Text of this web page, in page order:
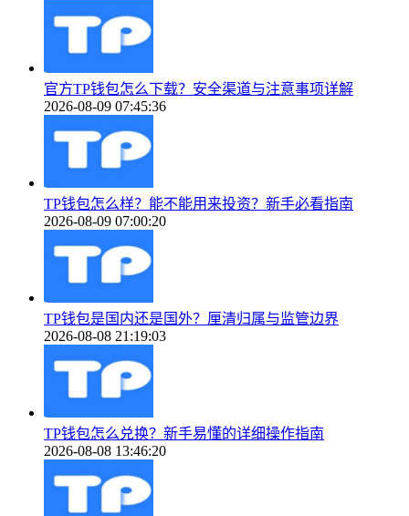
官方TP钱包怎么下载？安全渠道与注意事项详解
2026-08-09 07:45:36
TP钱包怎么样？能不能用来投资？新手必看指南
2026-08-09 07:00:20
TP钱包是国内还是国外？厘清归属与监管边界
2026-08-08 21:19:03
TP钱包怎么兑换？新手易懂的详细操作指南
2026-08-08 13:46:20